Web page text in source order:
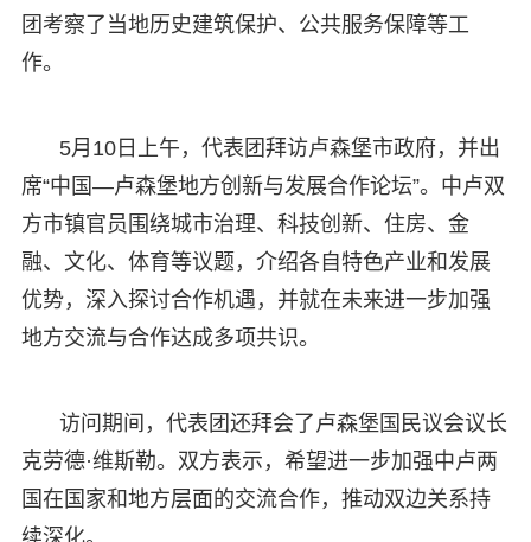
团考察了当地历史建筑保护、公共服务保障等工
作。
5月10日上午，代表团拜访卢森堡市政府，并出
席“中国—卢森堡地方创新与发展合作论坛”。中卢双
方市镇官员围绕城市治理、科技创新、住房、金
融、文化、体育等议题，介绍各自特色产业和发展
优势，深入探讨合作机遇，并就在未来进一步加强
地方交流与合作达成多项共识。
访问期间，代表团还拜会了卢森堡国民议会议长
克劳德·维斯勒。双方表示，希望进一步加强中卢两
国在国家和地方层面的交流合作，推动双边关系持
续深化。